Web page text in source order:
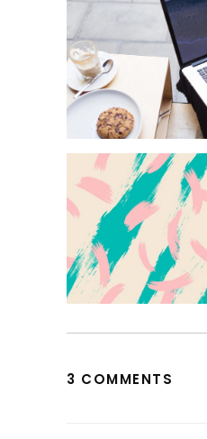
3 COMMENTS